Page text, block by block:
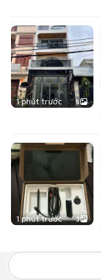
1 phút trước 5
1 phút trước 3